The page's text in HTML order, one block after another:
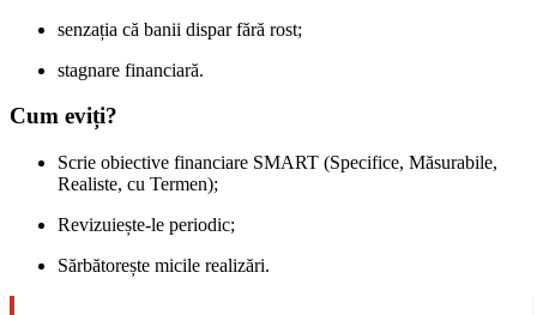
senzația că banii dispar fără rost;
stagnare financiară.
Cum eviți?
Scrie obiective financiare SMART (Specifice, Măsurabile,
Realiste, cu Termen);
Revizuiește-le periodic;
Sărbătorește micile realizări.